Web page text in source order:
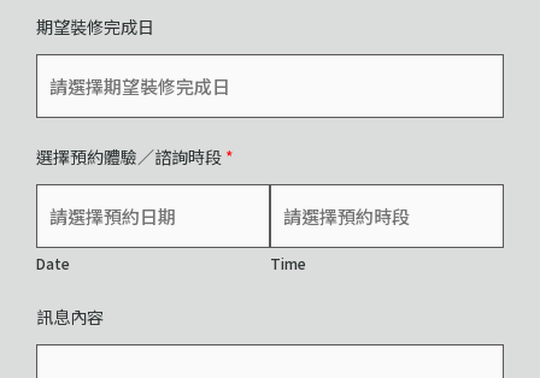
期望裝修完成日
選擇預約體驗／諮詢時段 *
Date Time
訊息內容